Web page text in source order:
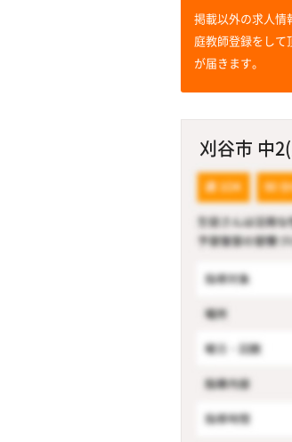
掲載以外の求人情
庭教師登録をして
が届きます。
刈谷市 中